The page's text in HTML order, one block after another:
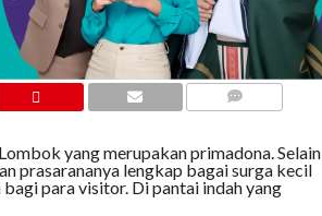
yang merupakan primadona. Selain
prasarananya lengkap bagai surga kecil
para visitor. Di pantai indah yang